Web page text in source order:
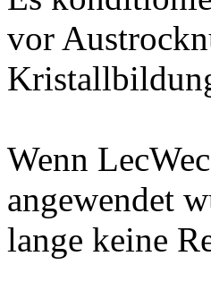
vor
Wenn
angewendet
lange keine